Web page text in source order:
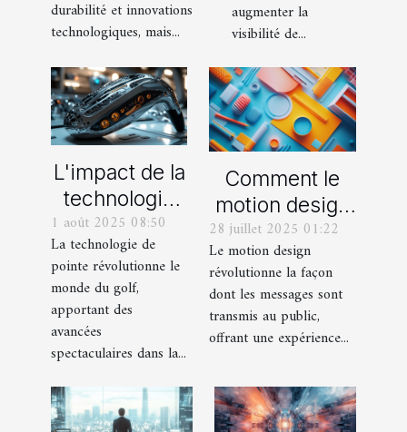
durabilité et innovations
technologiques, mais...
site internet
augmenter la
visibilité de...
L'impact de la
technologie
de pointe
dans la
fabrication
des
équipements
de golf
1 août 2025 08:50
La technologie de
pointe révolutionne le
monde du golf,
apportant des
avancées
spectaculaires dans la...
Comment le
motion design
transforme-t-il
la
communication
visuelle ?
28 juillet 2025 01:22
Le motion design
révolutionne la façon
dont les messages sont
transmis au public,
offrant une expérience...